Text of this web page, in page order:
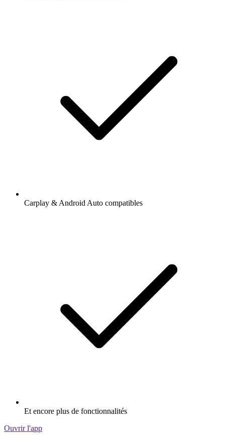
Carplay & Android Auto compatibles
Et encore plus de fonctionnalités
Ouvrir l'app